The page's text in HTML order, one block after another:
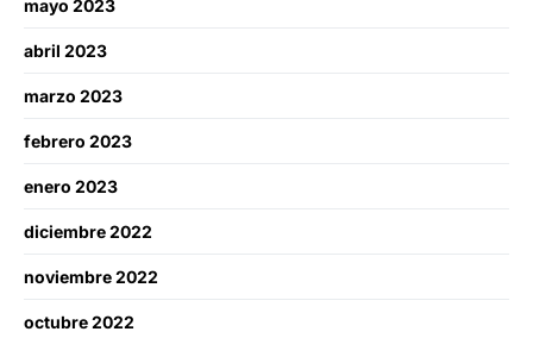
mayo 2023
abril 2023
marzo 2023
febrero 2023
enero 2023
diciembre 2022
noviembre 2022
octubre 2022